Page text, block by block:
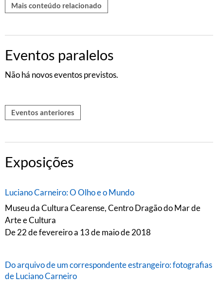
Mais conteúdo relacionado
Eventos paralelos
Não há novos eventos previstos.
Eventos anteriores
Exposições
Luciano Carneiro: O Olho e o Mundo
Museu da Cultura Cearense, Centro Dragão do Mar de
Arte e Cultura
De 22 de fevereiro a 13 de maio de 2018
Do arquivo de um correspondente estrangeiro: fotografias
de Luciano Carneiro